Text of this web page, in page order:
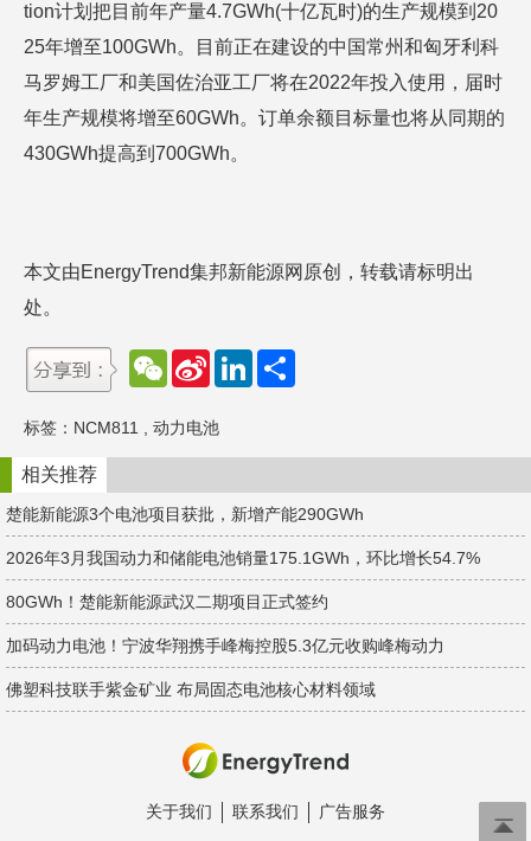
tion计划把目前年产量4.7GWh(十亿瓦时)的生产规模到20
25年增至100GWh。目前正在建设的中国常州和匈牙利科
马罗姆工厂和美国佐治亚工厂将在2022年投入使用，届时
年生产规模将增至60GWh。订单余额目标量也将从同期的
430GWh提高到700GWh。
本文由EnergyTrend集邦新能源网原创，转载请标明出
处。
W
e
a
t
S
a
W
e
b
o
L
d
n
标签： NCM811 动力电池
相关推荐
楚能新能源3个电池项目获批，新增产能290GWh
2026年3月我国动力和储能电池销量175.1GWh，环比增长54.7%
80GWh！楚能新能源武汉二期项目正式签约
加码动力电池！宁波华翔携手峰梅控股5.3亿元收购峰梅动力
佛塑科技联手紫金矿业 布局固态电池核心材料领域
关于我们 联系我们 广告服务